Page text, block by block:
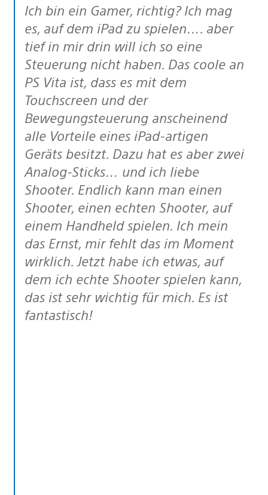
Ich bin ein Gamer, richtig? Ich mag
es, auf dem iPad zu spielen…. aber
tief in mir drin will ich so eine
Steuerung nicht haben. Das coole an
PS Vita ist, dass es mit dem
Touchscreen und der
Bewegungsteuerung anscheinend
alle Vorteile eines iPad-artigen
Geräts besitzt. Dazu hat es aber zwei
Analog-Sticks… und ich liebe
Shooter. Endlich kann man einen
Shooter, einen echten Shooter, auf
einem Handheld spielen. Ich mein
das Ernst, mir fehlt das im Moment
wirklich. Jetzt habe ich etwas, auf
dem ich echte Shooter spielen kann,
das ist sehr wichtig für mich. Es ist
fantastisch!